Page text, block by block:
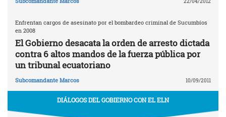
Enfrentan cargos de asesinato por el bombardeo criminal de Sucumbíos
en 2008
El Gobierno desacata la orden de arresto dictada
contra 6 altos mandos de la fuerza pública por
un tribunal ecuatoriano
Subcomandante Marcos 10/09/2011
DIÁLOGOS DEL GOBIERNO CON EL ELN